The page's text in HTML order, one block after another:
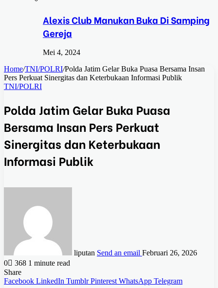
Alexis Club Manukan Buka Di Samping
Gereja
Mei 4, 2024
Home/TNI/POLRI/Polda Jatim Gelar Buka Puasa Bersama Insan
Pers Perkuat Sinergitas dan Keterbukaan Informasi Publik
TNI/POLRI
Polda Jatim Gelar Buka Puasa
Bersama Insan Pers Perkuat
Sinergitas dan Keterbukaan
Informasi Publik
liputan Send an email Februari 26, 2026
0
368 1 minute read
Share
Facebook LinkedIn Tumblr Pinterest WhatsApp Telegram